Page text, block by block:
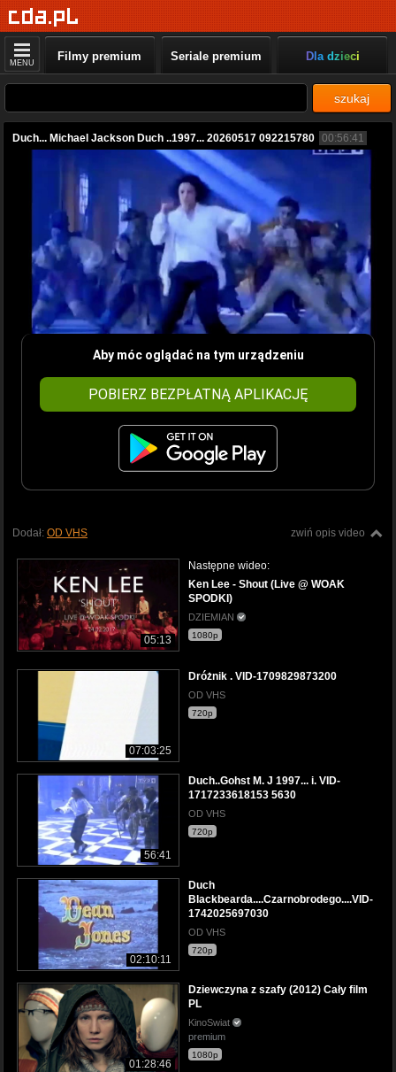
MENU Filmy premium Seriale premium Dla dzieci
szukaj
Duch... Michael Jackson Duch ..1997... 20260517 092215780 00:56:41
Aby móc oglądać na tym urządzeniu
POBIERZ BEZPŁATNĄ APLIKACJĘ
zwiń opis video
Dodał: OD VHS
05:13
Następne wideo:
Ken Lee - Shout (Live @ WOAK
SPODKI)
DZIEMIAN
1080p
07:03:25
Dróżnik . VID-1709829873200
OD VHS
720p
56:41
Duch..Gohst M. J 1997... i. VID-
1717233618153 5630
OD VHS
720p
02:10:11
Duch
Blackbearda....Czarnobrodego....VID-
1742025697030
OD VHS
720p
01:28:46
Dziewczyna z szafy (2012) Cały film
PL
KinoSwiat
premium
1080p